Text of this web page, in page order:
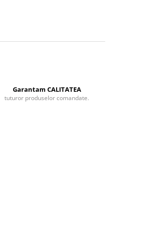
Garantam CALITATEA
tuturor produselor comandate.